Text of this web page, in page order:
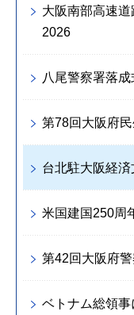
大阪南部高速
2026
八尾警察署落成
第78回大阪府
台北駐大阪経
米国建国250周
第42回大阪府
ベトナム総領